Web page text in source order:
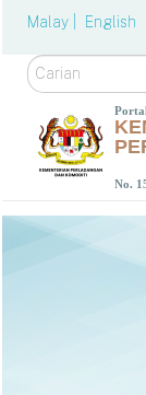
Malay | English
Carian
No.